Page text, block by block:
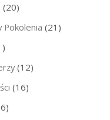
(20)
Pokolenia (21)
(12)
(16)